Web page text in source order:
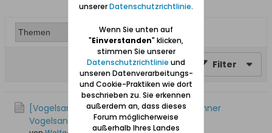
Filter
[Vogelsang / Skowronki] Woher die Bewohner
Vogelsangs stammten
unsererDatenschutzrichtlinie.
Wenn Sie unten auf
"Einverstanden" klicken,
stimmen Sie unserer
Datenschutzrichtlinie und
unseren Datenverarbeitungs-
und Cookie-Praktiken wie dort
beschrieben zu. Sie erkennen
außerdem an, dass dieses
Forum möglicherweise
außerhalb Ihres Landes